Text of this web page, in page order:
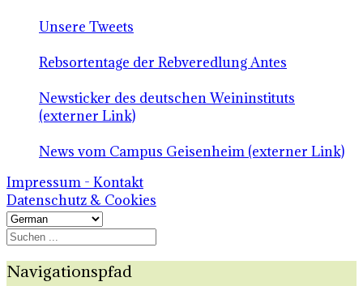
Unsere Tweets
Rebsortentage der Rebveredlung Antes
Newsticker des deutschen Weininstituts
(externer Link)
News vom Campus Geisenheim (externer Link)
Impressum - Kontakt
Datenschutz & Cookies
Navigationspfad